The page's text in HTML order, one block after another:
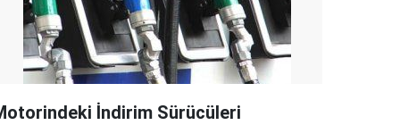
İndirim Sürücüleri